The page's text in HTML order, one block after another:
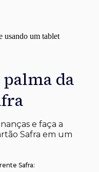
da
e faça a
Safra em um
Safra: